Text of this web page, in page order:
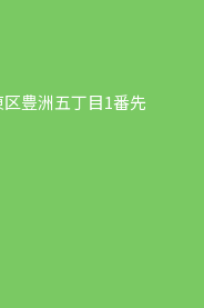
豊洲五丁目1番先